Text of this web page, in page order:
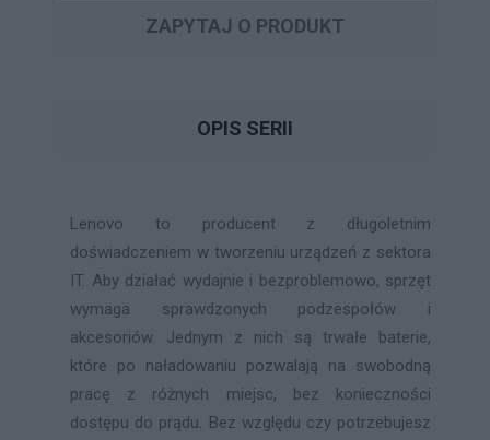
ZAPYTAJ O PRODUKT
OPIS SERII
Lenovo to producent z długoletnim
doświadczeniem w tworzeniu urządzeń z sektora
IT. Aby działać wydajnie i bezproblemowo, sprzęt
wymaga sprawdzonych podzespołów i
akcesoriów. Jednym z nich są trwałe baterie,
które po naładowaniu pozwalają na swobodną
pracę z różnych miejsc, bez konieczności
dostępu do prądu. Bez względu czy potrzebujesz